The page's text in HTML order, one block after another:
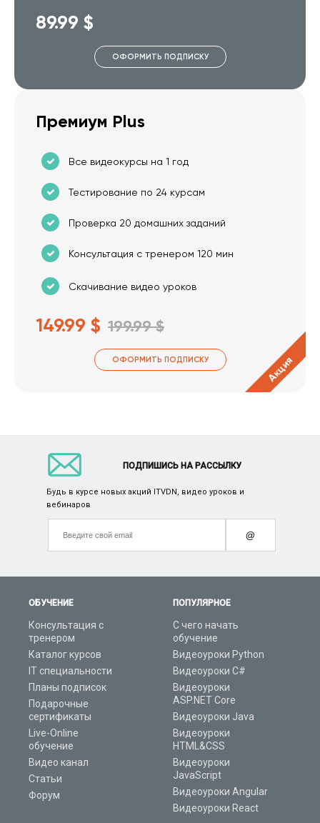
89.99 $
ОФОРМИТЬ ПОДПИСКУ
Премиум Plus
Все видеокурсы на 1 год
Тестирование по 24 курсам
Проверка 20 домашних заданий
Консультация с тренером 120 мин
Скачивание видео уроков
149.99 $ 199.99 $
ОФОРМИТЬ ПОДПИСКУ Акция
ОБУЧЕНИЕ
Консультация с
тренером
Каталог курсов
IT специальности
Планы подписок
Подарочные
сертификаты
Live-Online
обучение
Видео канал
Статьи
Форум
ПОПУЛЯРНОЕ
С чего начать
обучение
Видеоуроки Python
Видеоуроки C#
Видеоуроки
ASP.NET Core
Видеоуроки Java
Видеоуроки
HTML&CSS
Видеоуроки
JavaScript
Видеоуроки Angular
Видеоуроки React
ПОДПИШИСЬ НА РАССЫЛКУ
Будь в курсе новых акций ITVDN, видео уроков и
вебинаров
@